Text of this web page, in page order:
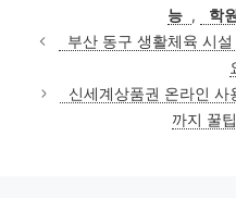
능 ,
학
부산 동구 생활체육 시
신세계상품권 온라인
까지 꿀